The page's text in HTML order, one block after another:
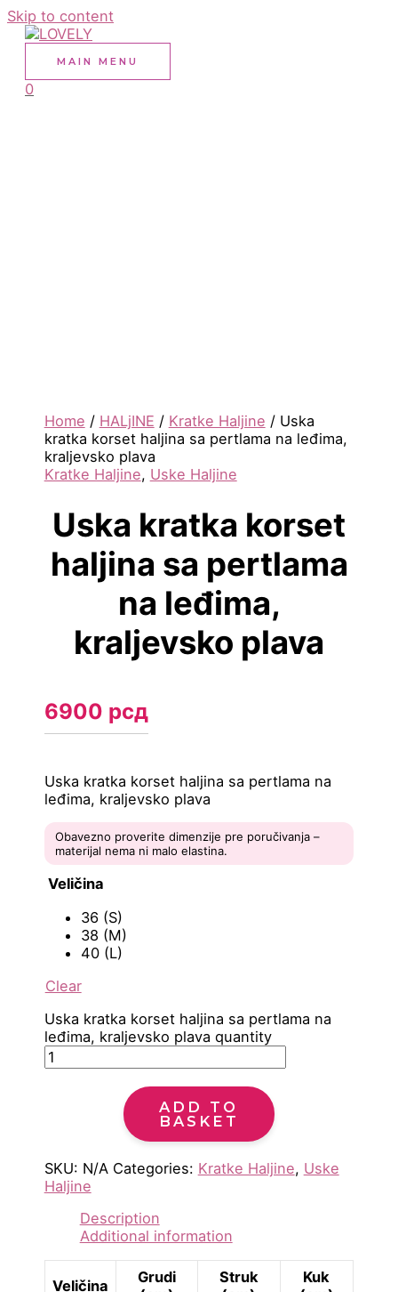
Skip to content
MAIN MENU
0
Home / HALjINE / Kratke Haljine / Uska
kratka korset haljina sa pertlama na leđima,
kraljevsko plava
Kratke Haljine, Uske Haljine
Uska kratka korset
haljina sa pertlama
na leđima,
kraljevsko plava
6900 рсд
Uska kratka korset haljina sa pertlama na
leđima, kraljevsko plava
Obavezno proverite dimenzije pre poručivanja –
materijal nema ni malo elastina.
Veličina
36 (S)
38 (M)
40 (L)
Clear
Uska kratka korset haljina sa pertlama na
leđima, kraljevsko plava quantity
ADD TO
BASKET
SKU: N/A Categories: Kratke Haljine, Uske
Haljine
Description
Additional information
Veličina
Grudi
Struk
Kuk